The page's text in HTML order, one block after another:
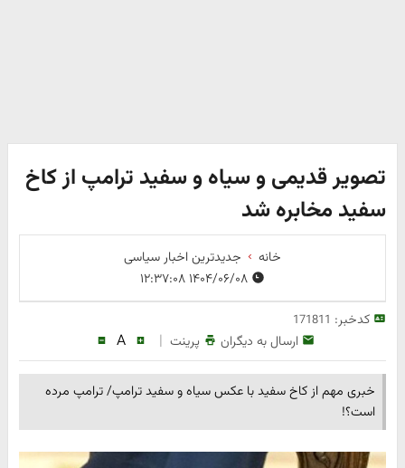
تصویر قدیمی و سیاه و سفید ترامپ از کاخ
سفید مخابره شد
خانه
جدیدترین اخبار سیاسی
کدخبر: 171811
ارسال به دیگران پرینت |
A
خبری مهم از کاخ سفید با عکس سیاه و سفید ترامپ/ ترامپ مرده
است؟!